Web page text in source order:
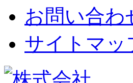
お問い合わ
サイトマッ